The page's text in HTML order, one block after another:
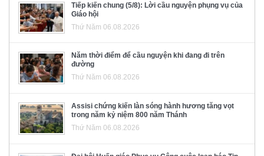
Tiếp kiến chung (5/8): Lời cầu nguyện phụng vụ của
Giáo hội
Thứ Năm 06.08.2026
Năm thời điểm để cầu nguyện khi đang đi trên
đường
Thứ Năm 06.08.2026
Assisi chứng kiến làn sóng hành hương tăng vọt
trong năm kỷ niệm 800 năm Thánh
Thứ Năm 06.08.2026